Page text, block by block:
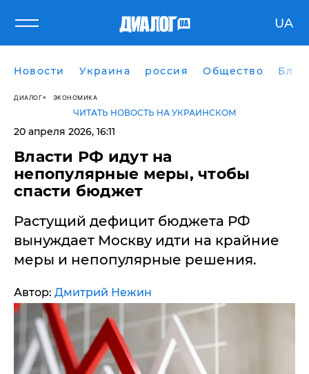
UA
Новости Украина россия Общество
ДИАЛОГ ЭКОНОМИКА
ЧИТАТЬ НОВОСТЬ НА УКРАИНСКОМ
20 апреля 2026, 16:11
Власти РФ идут на
непопулярные меры, чтобы
спасти бюджет
Растущий дефицит бюджета РФ
вынуждает Москву идти на крайние
меры и непопулярные решения.
Автор: Дмитрий Нежин